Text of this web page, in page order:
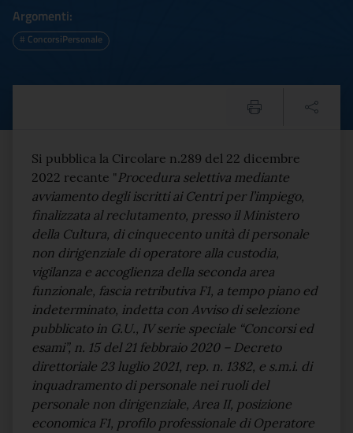
Argomenti:
# ConcorsiPersonale
Circolare n.289/2022
Testo del comunicato
Si pubblica la Circolare n.289 del 22 dicembre
2022 recante "Procedura selettiva mediante
avviamento degli iscritti ai Centri per l’impiego,
finalizzata al reclutamento, presso il Ministero
della Cultura, di cinquecento unità di personale
non dirigenziale di operatore alla custodia,
vigilanza e accoglienza della seconda area
funzionale, fascia retributiva F1, a tempo piano ed
indeterminato, indetta con Avviso di selezione
pubblicato in G.U., IV serie speciale “Concorsi ed
esami”, n. 15 del 21 febbraio 2020 – Decreto
direttoriale 23 luglio 2021, rep. n. 1382, e s.m.i. di
inquadramento di personale nei ruoli del
personale non dirigenziale, Area II, posizione
economica F1, profilo professionale di Operatore